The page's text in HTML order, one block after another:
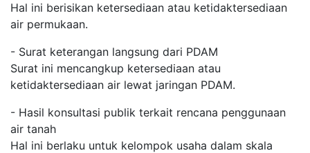
Hal ini berisikan ketersediaan atau ketidaktersediaan
air permukaan.
- Surat keterangan langsung dari PDAM
Surat ini mencangkup ketersediaan atau
ketidaktersediaan air lewat jaringan PDAM.
- Hasil konsultasi publik terkait rencana penggunaan
air tanah
Hal ini berlaku untuk kelompok usaha dalam skala